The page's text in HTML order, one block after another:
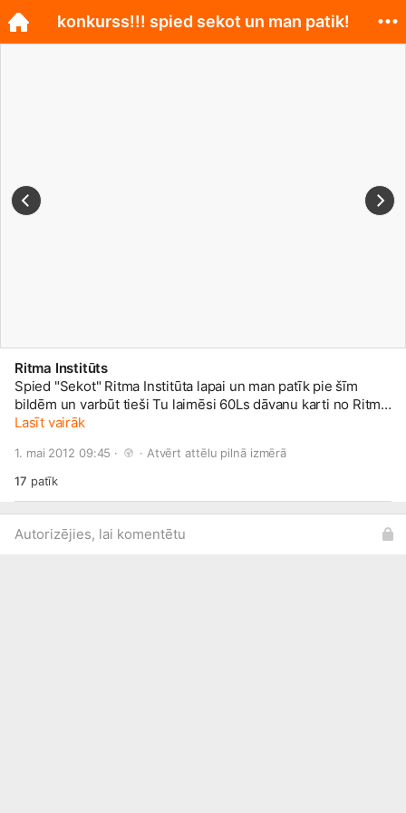
Ritma Institūts
Spied "Sekot" Ritma Institūta lapai un man patīk pie šīm
bildēm un varbūt tieši Tu laimēsi 60Ls dāvanu karti no Ritma
Institūta. Varēsi veselu mēnesi bez maksas apgūt kādu no
kurss, producēšana, Radio Dj, Vokālās nodarbības, Vinyl
Dj. Veiksmi!
Lasīt vairāk
1. mai 2012 09:45 · · Atvērt attēlu pilnā izmērā
17 patīk
Autorizējies, lai komentētu
konkurss!!! spied sekot un man patik!